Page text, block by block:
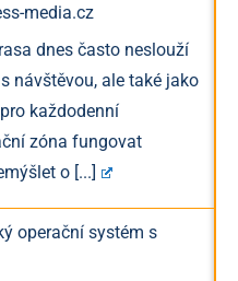
media.cz
dnes často neslouží
návštěvou, ale také jako
každodenní
zóna fungovat
o [...]
operační systém s